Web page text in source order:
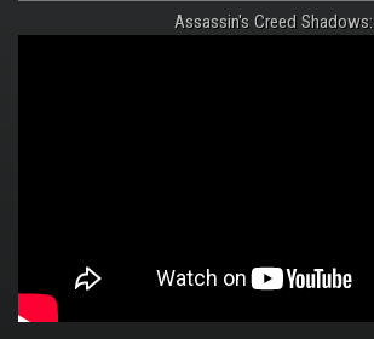
Assassin's Creed Shadows: